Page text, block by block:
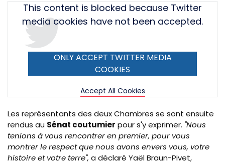
TweetThis content is blocked because Twitter
media cookies have not been accepted.
ONLY ACCEPT TWITTER MEDIA
COOKIES
Accept All Cookies
Les représentants des deux Chambres se sont ensuite
rendus au Sénat coutumier pour s'y exprimer. "Nous
tenions à vous rencontrer en premier, pour vous
montrer le respect que nous avons envers vous, votre
histoire et votre terre", a déclaré Yaël Braun-Pivet,